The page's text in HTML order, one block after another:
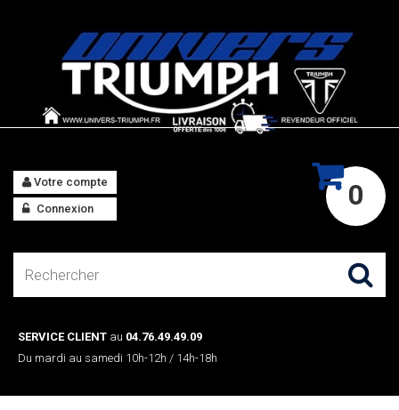
0
Votre compte
Connexion
SERVICE CLIENT au 04.76.49.49.09
Du mardi au samedi 10h-12h / 14h-18h